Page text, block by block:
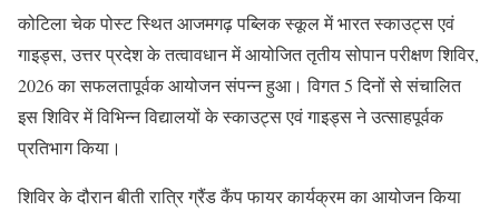
कोटिला चेक पोस्ट स्थित आजमगढ़ पब्लिक स्कूल में भारत स्काउट्स एवं
गाइड्स, उत्तर प्रदेश के तत्वावधान में आयोजित तृतीय सोपान परीक्षण शिविर,
2026 का सफलतापूर्वक आयोजन संपन्न हुआ। विगत 5 दिनों से संचालित
इस शिविर में विभिन्न विद्यालयों के स्काउट्स एवं गाइड्स ने उत्साहपूर्वक
प्रतिभाग किया।
शिविर के दौरान बीती रात्रि ग्रैंड कैंप फायर कार्यक्रम का आयोजन किया